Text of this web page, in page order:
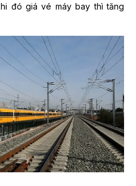
đó giá vé máy bay thì tăng